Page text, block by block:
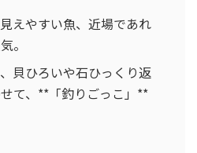
えやすい魚、近場であれ
。
貝ひろいや石ひっくり返
て、**「釣りごっこ」**